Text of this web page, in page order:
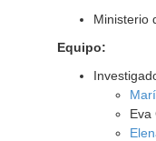
Ministerio
Equipo:
Eva